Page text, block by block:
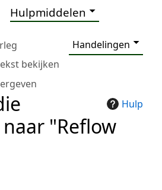
Hulpmiddelen
Handelingen
bekijken
Hulp
"Reflow